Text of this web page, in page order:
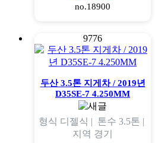
no.18900
9776
두산 3.5톤 지게차 / 2019년
D35SE-7 4.250MM
형식 디젤식 | 톤수 3.5톤 |
지역 경기